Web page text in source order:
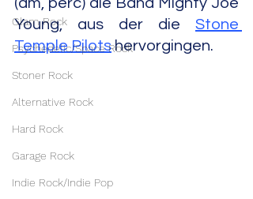
Glam Rock
Psychedelic/Space Rock
Stoner Rock
Alternative Rock
Hard Rock
Garage Rock
Indie Rock/Indie Pop
(dm, perc) die Band Mighty Joe
Young, aus der die Stone
Temple Pilots hervorgingen.